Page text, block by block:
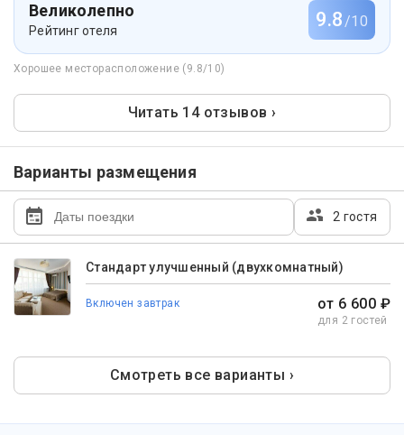
Великолепно
Рейтинг отеля 9.8/10
Хорошее месторасположение (9.8/10)
Читать 14 отзывов ›
Варианты размещения
2 гостя
Стандарт улучшенный (двухкомнатный)
Включен завтрак от 6 600 ₽
для 2 гостей
Смотреть все варианты ›